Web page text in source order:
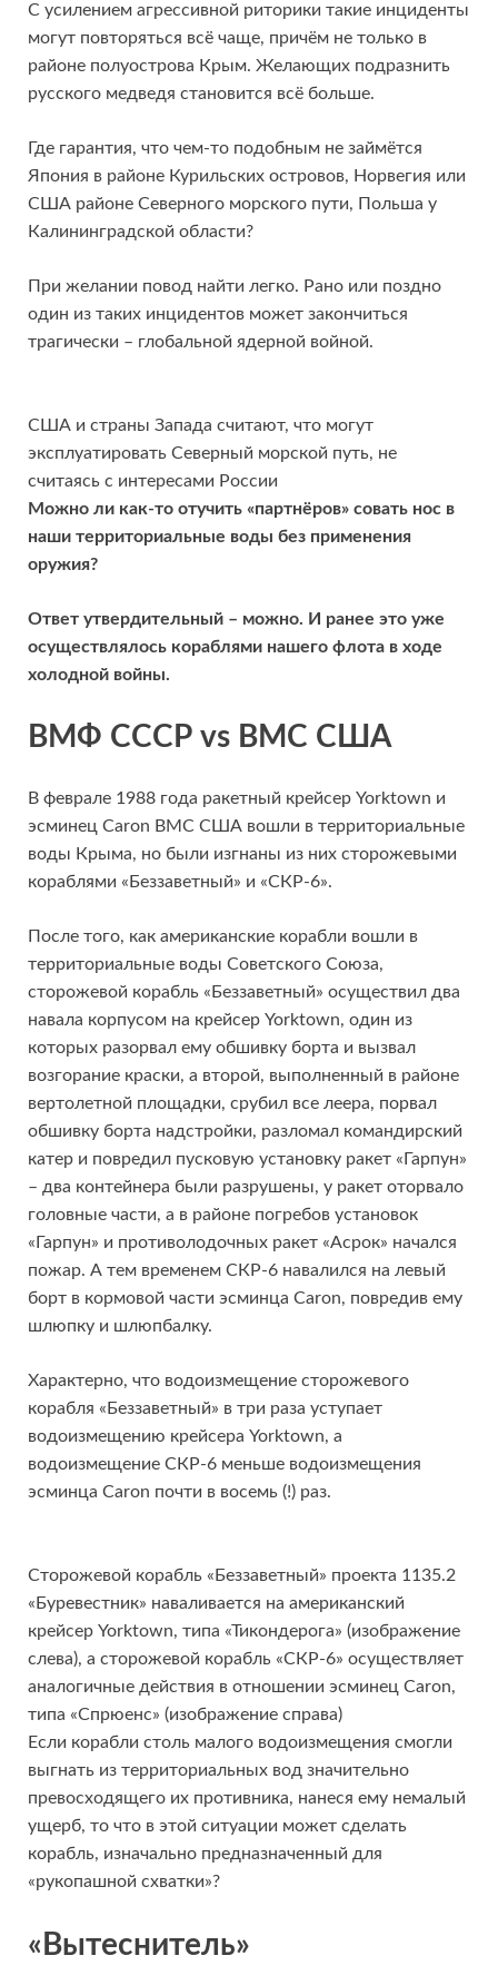
С усилением агрессивной риторики такие инциденты
могут повторяться всё чаще, причём не только в
районе полуострова Крым. Желающих подразнить
русского медведя становится всё больше.
Где гарантия, что чем-то подобным не займётся
Япония в районе Курильских островов, Норвегия или
США районе Северного морского пути, Польша у
Калининградской области?
При желании повод найти легко. Рано или поздно
один из таких инцидентов может закончиться
трагически – глобальной ядерной войной.
США и страны Запада считают, что могут
эксплуатировать Северный морской путь, не
считаясь с интересами России
Можно ли как-то отучить «партнёров» совать нос в
наши территориальные воды без применения
оружия?
Ответ утвердительный – можно. И ранее это уже
осуществлялось кораблями нашего флота в ходе
холодной войны.
ВМФ СССР vs ВМС США
В феврале 1988 года ракетный крейсер Yorktown и
эсминец Caron ВМС США вошли в территориальные
воды Крыма, но были изгнаны из них сторожевыми
кораблями «Беззаветный» и «СКР-6».
После того, как американские корабли вошли в
территориальные воды Советского Союза,
сторожевой корабль «Беззаветный» осуществил два
навала корпусом на крейсер Yorktown, один из
которых разорвал ему обшивку борта и вызвал
возгорание краски, а второй, выполненный в районе
вертолетной площадки, срубил все леера, порвал
обшивку борта надстройки, разломал командирский
катер и повредил пусковую установку ракет «Гарпун»
– два контейнера были разрушены, у ракет оторвало
головные части, а в районе погребов установок
«Гарпун» и противолодочных ракет «Асрок» начался
пожар. А тем временем СКР-6 навалился на левый
борт в кормовой части эсминца Caron, повредив ему
шлюпку и шлюпбалку.
Характерно, что водоизмещение сторожевого
корабля «Беззаветный» в три раза уступает
водоизмещению крейсера Yorktown, а
водоизмещение СКР-6 меньше водоизмещения
эсминца Caron почти в восемь (!) раз.
Сторожевой корабль «Беззаветный» проекта 1135.2
«Буревестник» наваливается на американский
крейсер Yorktown, типа «Тикондерога» (изображение
слева), а сторожевой корабль «СКР-6» осуществляет
аналогичные действия в отношении эсминец Caron,
типа «Спрюенс» (изображение справа)
Если корабли столь малого водоизмещения смогли
выгнать из территориальных вод значительно
превосходящего их противника, нанеся ему немалый
ущерб, то что в этой ситуации может сделать
корабль, изначально предназначенный для
«рукопашной схватки»?
«Вытеснитель»